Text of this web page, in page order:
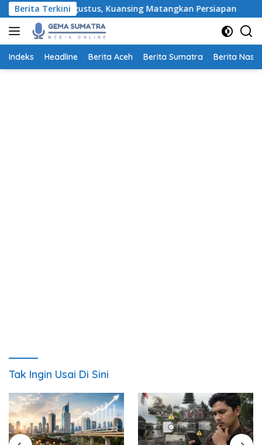
Langsung
ke
konten
Berita Terkini
19–23 Agustus, Kuansing Matangkan Persiapan
Indeks Headline Berita Aceh Berita Sumatra Berita
Tak Ingin Usai Di Sini